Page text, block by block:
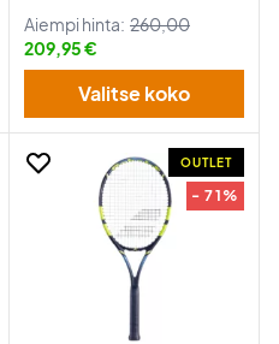
Aiempi hinta: 260,00
209,95 €
Valitse koko
OUTLET
- 71%